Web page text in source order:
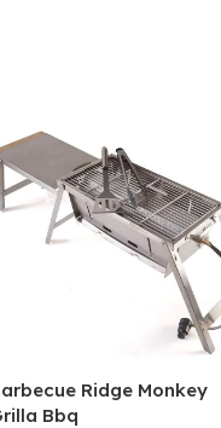
Ridge Monkey
Bbq